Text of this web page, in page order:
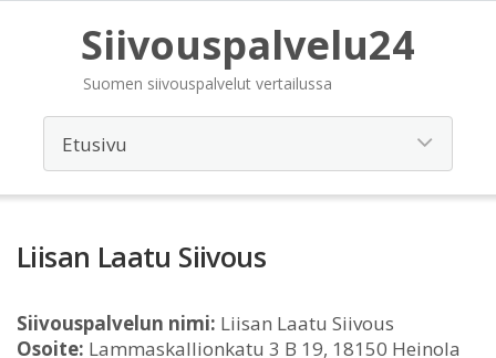
Siivouspalvelu24
Suomen siivouspalvelut vertailussa
Liisan Laatu Siivous
Siivouspalvelun nimi: Liisan Laatu Siivous
Osoite: Lammaskallionkatu 3 B 19, 18150 Heinola